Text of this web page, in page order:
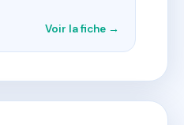
Voir la fiche →